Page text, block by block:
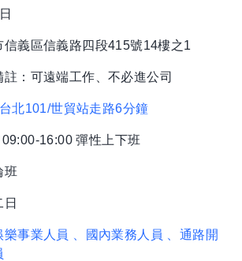
信義區信義路四段415號14樓之1
註：可遠端工作、不必進公司
北101/世貿站走路6分鐘
09:00-16:00 彈性上下班
班
樂事業人員 、國內業務人員
、通路開